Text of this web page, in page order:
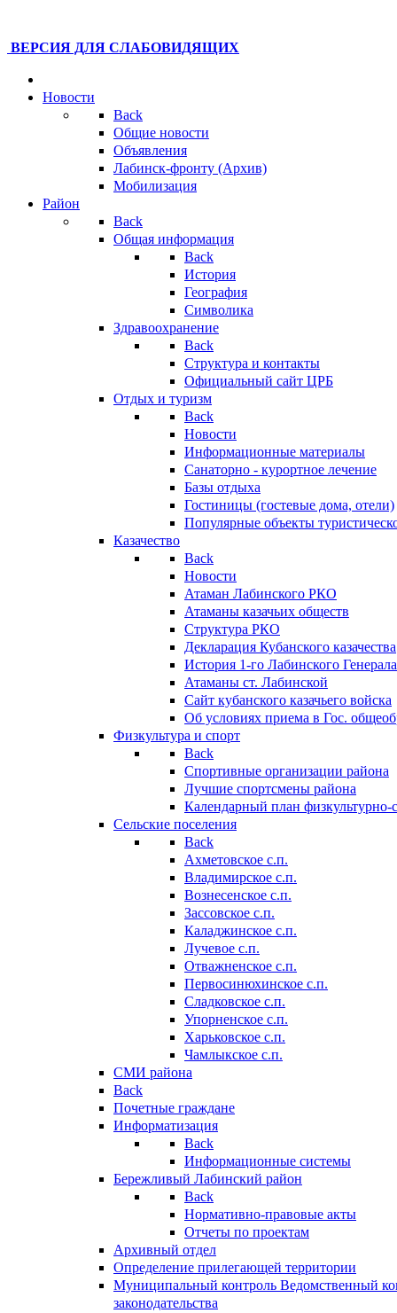
ВЕРСИЯ ДЛЯ СЛАБОВИДЯЩИХ
Новости
Back
Общие новости
Объявления
Лабинск-фронту (Архив)
Мобилизация
Район
Back
Общая информация
Back
История
География
Символика
Здравоохранение
Back
Структура и контакты
Официальный сайт ЦРБ
Отдых и туризм
Back
Новости
Информационные материалы
Санаторно - курортное лечение
Базы отдыха
Гостиницы (гостевые дома, отели)
Популярные объекты
Казачество
Back
Новости
Атаман Лабинского РКО
Атаманы казачьих обществ
Структура РКО
Декларация Кубанского казачества
История 1-го Лабинского
Атаманы ст. Лабинской
Cайт кубанского казачьего войска
Об условиях приема в Гос.
Физкультура и спорт
Back
Спортивные организации района
Лучшие спортсмены района
Календарный план
Сельские поселения
Back
Ахметовское с.п.
Владимирское с.п.
Вознесенское с.п.
Зассовское с.п.
Каладжинское с.п.
Лучевое с.п.
Отважненское с.п.
Первосинюхинское с.п.
Сладковское с.п.
Упорненское с.п.
Харьковское с.п.
Чамлыкское с.п.
СМИ района
Back
Почетные граждане
Информатизация
Back
Информационные системы
Бережливый Лабинский район
Back
Нормативно-правовые акты
Отчеты по проектам
Архивный отдел
Определение прилегающей территории
Муниципальный контроль Ведомственный
законодательства